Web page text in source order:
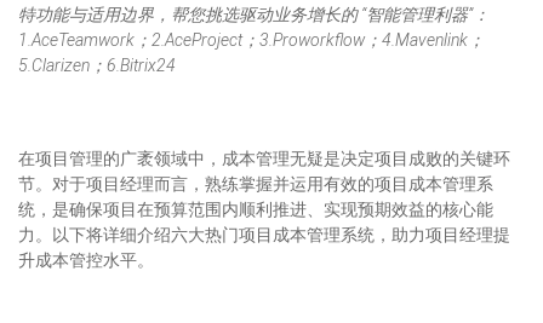
特功能与适用边界，帮您挑选驱动业务增长的 “智能管理利器”：
1.AceTeamwork；2.AceProject；3.Proworkflow；4.Mavenlink；
5.Clarizen；6.Bitrix24
在项目管理的广袤领域中，成本管理无疑是决定项目成败的关键环
节。对于项目经理而言，熟练掌握并运用有效的项目成本管理系
统，是确保项目在预算范围内顺利推进、实现预期效益的核心能
力。以下将详细介绍六大热门项目成本管理系统，助力项目经理提
升成本管控水平。